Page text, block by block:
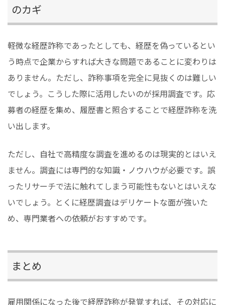
のカギ
軽微な経歴詐称であったとしても、経歴を偽っているとい
う時点で企業からすれば大きな問題であることに変わりは
ありません。ただし、詐称事項を完全に見抜くのは難しい
でしょう。こうした際に活用したいのが採用調査です。応
募者の経歴を集め、履歴書と照合することで経歴詐称を洗
い出します。
ただし、自社で高精度な調査を進めるのは現実的とはいえ
ません。調査には専門的な知識・ノウハウが必要です。誤
ったリサーチで法に触れてしまう可能性もないとはいえな
いでしょう。とくに経歴調査はデリケートな面が強いた
め、専門業者への依頼がおすすめです。
まとめ
雇用関係になった後で経歴詐称が発覚すれば、その対応に